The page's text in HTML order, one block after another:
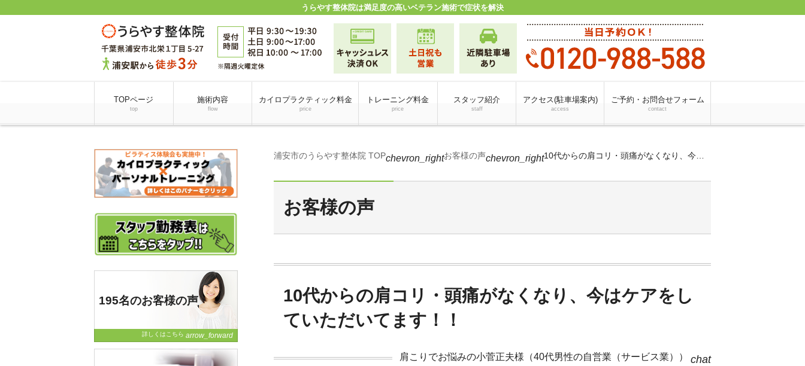
うらやす整体院は満足度の高いベテラン施術で症状を解決
TOPページ
top
施術内容
flow
カイロプラクティック料金
price
トレーニング料金
price
スタッフ紹介
staff
アクセス(駐車場案内)
access
ご予約・お問合せフォーム
contact
浦安市のうらやす整体院 TOPchevron_rightお客様の声chevron_right10代からの肩コリ・頭痛がなくなり、今はケアをしていただいてます！！
お客様の声
10代からの肩コリ・頭痛がなくなり、今はケアをし
ていただいてます！！
肩こりでお悩みの小菅正夫様（40代男性の自営業（サービス業）） chat
195名のお客様の声
詳しくはこちら arrow_forward